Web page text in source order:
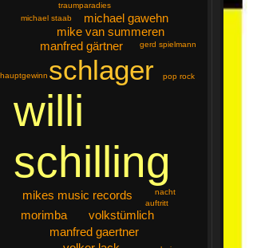
willi
schilling
schlager
mikes music records
volkstümlich
manfred gärtner
mike van summeren
manfred gaertner
morimba
michael gawehn
traumparadies
nacht
gerd spielmann
hauptgewinn pop rock
auftritt
michael staab